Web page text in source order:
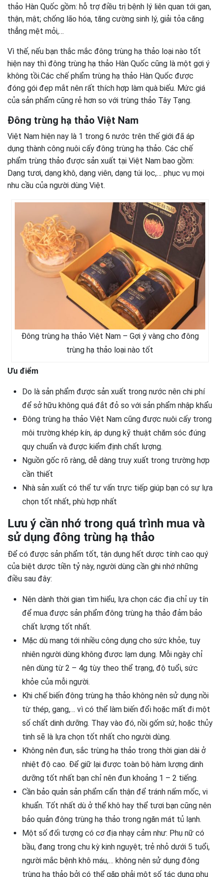
thảo Hàn Quốc gồm: hỗ trợ điều trị bệnh lý liên quan tới gan,
thận, mật; chống lão hóa, tăng cường sinh lý, giải tỏa căng
thẳng mệt mỏi,…
Vì thế, nếu bạn thắc mắc đông trùng hạ thảo loại nào tốt
hiện nay thì đông trùng hạ thảo Hàn Quốc cũng là một gợi ý
không tồi.Các chế phẩm trùng hạ thảo Hàn Quốc được
đóng gói đẹp mắt nên rất thích hợp làm quà biếu. Mức giá
của sản phẩm cũng rẻ hơn so với trùng thảo Tây Tạng.
Đông trùng hạ thảo Việt Nam
Việt Nam hiện nay là 1 trong 6 nước trên thế giới đã áp
dụng thành công nuôi cấy đông trùng hạ thảo. Các chế
phẩm trùng thảo được sản xuất tại Việt Nam bao gồm:
Dạng tươi, dạng khô, dạng viên, dạng túi lọc,… phục vụ mọi
nhu cầu của người dùng Việt.
Đông trùng hạ thảo Việt Nam – Gợi ý vàng cho đông
trùng hạ thảo loại nào tốt
Ưu điểm
Do là sản phẩm được sản xuất trong nước nên chi phí
để sở hữu không quá đắt đỏ so với sản phẩm nhập khẩu
Đông trùng hạ thảo Việt Nam cũng được nuôi cấy trong
môi trường khép kín, áp dụng kỹ thuật chăm sóc đúng
quy chuẩn và được kiểm định chất lượng.
Nguồn gốc rõ ràng, dễ dàng truy xuất trong trường hợp
cần thiết
Nhà sản xuất có thể tư vấn trực tiếp giúp bạn có sự lựa
chọn tốt nhất, phù hợp nhất
Lưu ý cần nhớ trong quá trình mua và
sử dụng đông trùng hạ thảo
Để có được sản phẩm tốt, tận dụng hết dược tính cao quý
của biệt dược tiền tỷ này, người dùng cần ghi nhớ những
điều sau đây:
Nên dành thời gian tìm hiểu, lựa chọn các địa chỉ uy tín
để mua được sản phẩm đông trùng hạ thảo đảm bảo
chất lượng tốt nhất.
Mặc dù mang tới nhiều công dụng cho sức khỏe, tuy
nhiên người dùng không được lạm dụng. Mỗi ngày chỉ
nên dùng từ 2 – 4g tùy theo thể trạng, độ tuổi, sức
khỏe của mỗi người.
Khi chế biến đông trùng hạ thảo không nên sử dụng nồi
từ thép, gang,… vì có thể làm biến đổi hoặc mất đi một
số chất dinh dưỡng. Thay vào đó, nồi gốm sứ, hoặc thủy
tinh sẽ là lựa chọn tốt nhất cho người dùng.
Không nên đun, sắc trùng hạ thảo trong thời gian dài ở
nhiệt độ cao. Để giữ lại được toàn bộ hàm lượng dinh
dưỡng tốt nhất bạn chỉ nên đun khoảng 1 – 2 tiếng.
Cần bảo quản sản phẩm cẩn thận để tránh nấm mốc, vi
khuẩn. Tốt nhất dù ở thể khô hay thể tươi bạn cũng nên
bảo quản đông trùng hạ thảo trong ngăn mát tủ lạnh.
Một số đối tượng có cơ địa nhạy cảm như: Phụ nữ có
bầu, đang trong chu kỳ kinh nguyệt; trẻ nhỏ dưới 5 tuổi,
người mắc bệnh khô máu,… không nên sử dụng đông
trùng hạ thảo bởi có thể gặp phải một số tác dụng phụ